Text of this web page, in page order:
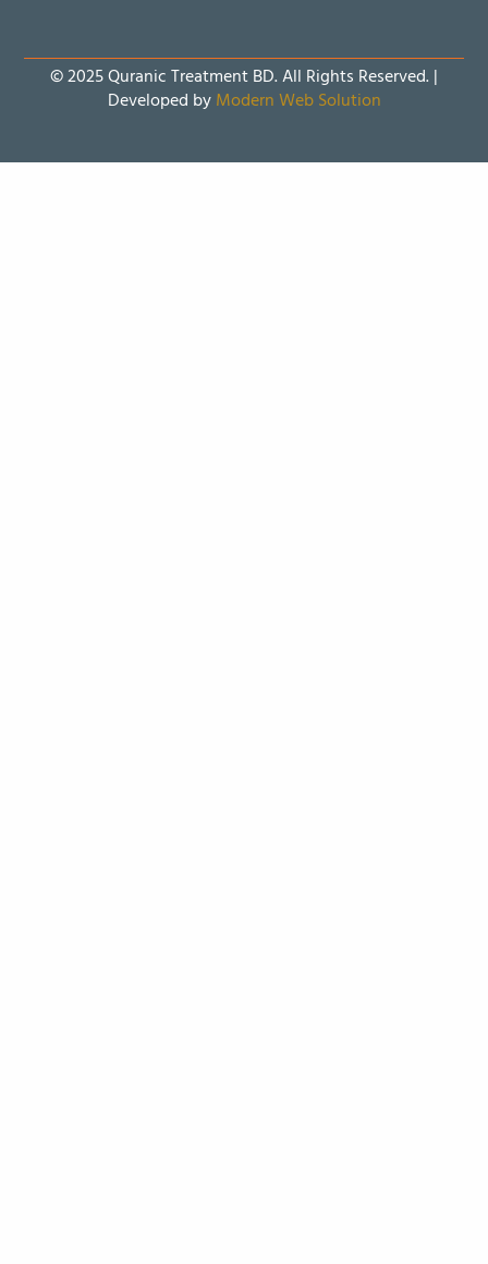
© 2025 Quranic Treatment BD. All Rights Reserved. |
Developed byModern Web Solution